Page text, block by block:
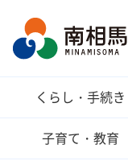
くらし・手続き
子育て・教育